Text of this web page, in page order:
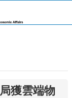
獲雲端物